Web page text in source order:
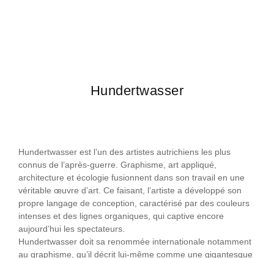
Hundertwasser
Hundertwasser est l’un des artistes autrichiens les plus
connus de l’après-guerre. Graphisme, art appliqué,
architecture et écologie fusionnent dans son travail en une
véritable œuvre d’art. Ce faisant, l’artiste a développé son
propre langage de conception, caractérisé par des couleurs
intenses et des lignes organiques, qui captive encore
aujourd’hui les spectateurs.
Hundertwasser doit sa renommée internationale notamment
au graphisme, qu’il décrit lui-même comme une gigantesque